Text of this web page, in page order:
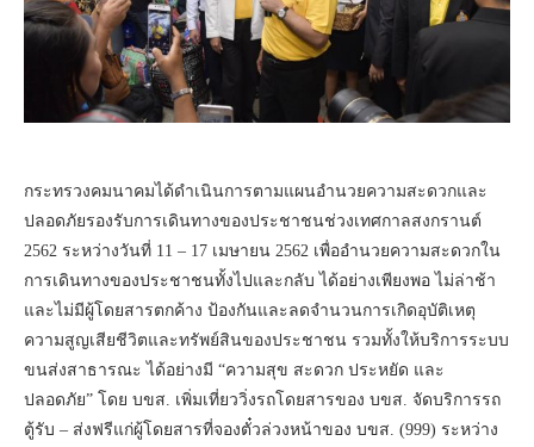
กระทรวงคมนาคมได้ดำเนินการตามแผนอำนวยความสะดวกและ
ปลอดภัยรองรับการเดินทางของประชาชนช่วงเทศกาลสงกรานต์
2562 ระหว่างวันที่ 11 – 17 เมษายน 2562 เพื่ออำนวยความสะดวกใน
การเดินทางของประชาชนทั้งไปและกลับ ได้อย่างเพียงพอ ไม่ล่าช้า
และไม่มีผู้โดยสารตกค้าง ป้องกันและลดจำนวนการเกิดอุบัติเหตุ
ความสูญเสียชีวิตและทรัพย์สินของประชาชน รวมทั้งให้บริการระบบ
ขนส่งสาธารณะ ได้อย่างมี “ความสุข สะดวก ประหยัด และ
ปลอดภัย” โดย บขส. เพิ่มเที่ยววิ่งรถโดยสารของ บขส. จัดบริการรถ
ตู้รับ – ส่งฟรีแก่ผู้โดยสารที่จองตั๋วล่วงหน้าของ บขส. (999) ระหว่าง